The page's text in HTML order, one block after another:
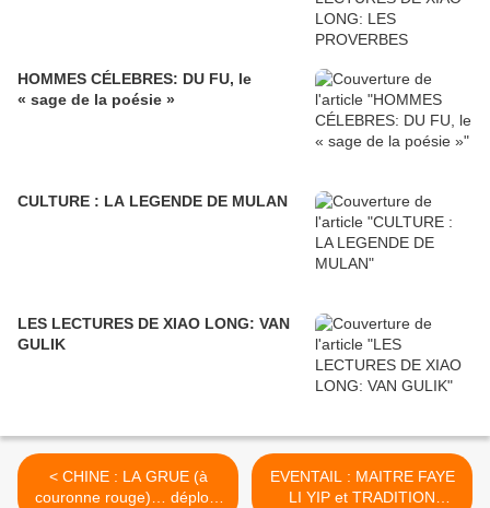
HOMMES CÉLEBRES: DU FU, le
« sage de la poésie »
CULTURE : LA LEGENDE DE MULAN
LES LECTURES DE XIAO LONG: VAN
GULIK
< CHINE : LA GRUE (à
couronne rouge)… déploie
EVENTAIL : MAITRE FAYE
LI YIP et TRADITION